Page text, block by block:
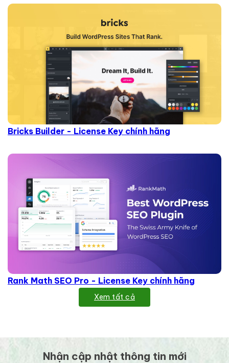
Bricks Builder - License Key chính hãng
Rank Math SEO Pro - License Key chính hãng
Xem tất cả
Nhận cập nhật thông tin mới